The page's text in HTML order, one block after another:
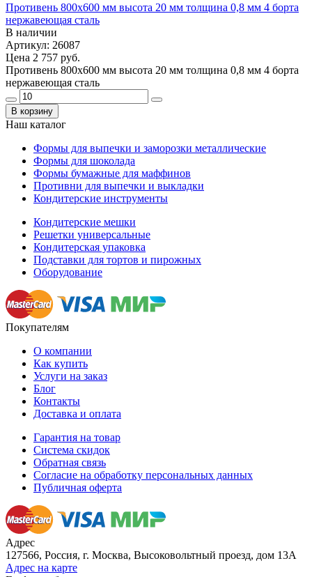
Противень 800х600 мм высота 20 мм толщина 0,8 мм 4 борта
нержавеющая сталь
В наличии
Артикул: 26087
Цена 2 757 руб.
Противень 800х600 мм высота 20 мм толщина 0,8 мм 4 борта
нержавеющая сталь
В корзину
Наш каталог
Формы для выпечки и заморозки металлические
Формы для шоколада
Формы бумажные для маффинов
Противни для выпечки и выкладки
Кондитерские инструменты
Кондитерские мешки
Решетки универсальные
Кондитерская упаковка
Подставки для тортов и пирожных
Оборудование
Покупателям
О компании
Как купить
Услуги на заказ
Блог
Контакты
Доставка и оплата
Гарантия на товар
Система скидок
Обратная связь
Согласие на обработку персональных данных
Публичная оферта
Адрес
127566, Россия, г. Москва, Высоковольтный проезд, дом 13А
Адрес на карте